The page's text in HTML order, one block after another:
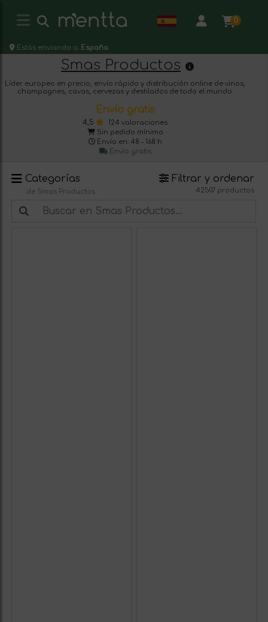
0
Estás enviando a: España
Smas Productos
Líder europeo en precio, envío rápido y distribución online de vinos,
champagnes, cavas, cervezas y destilados de todo el mundo.
Envío gratis
4,5
124 valoraciones
Sin pedido mínimo
Envío en: 48 - 168 h
Envío gratis
Categorías
de Smas Productos
Filtrar y ordenar
42507 productos